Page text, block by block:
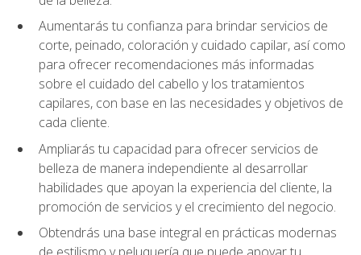
Aumentarás tu confianza para brindar servicios de
corte, peinado, coloración y cuidado capilar, así como
para ofrecer recomendaciones más informadas
sobre el cuidado del cabello y los tratamientos
capilares, con base en las necesidades y objetivos de
cada cliente.
Ampliarás tu capacidad para ofrecer servicios de
belleza de manera independiente al desarrollar
habilidades que apoyan la experiencia del cliente, la
promoción de servicios y el crecimiento del negocio.
Obtendrás una base integral en prácticas modernas